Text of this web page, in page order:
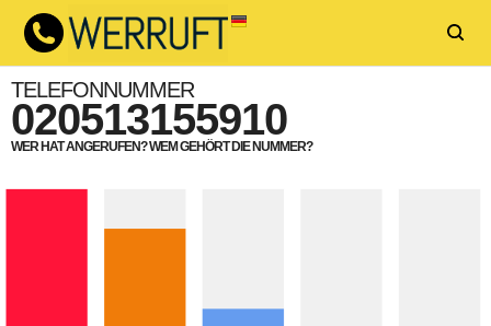
TELEFONNUMMER
020513155910
WER HAT ANGERUFEN? WEM GEHÖRT DIE NUMMER?